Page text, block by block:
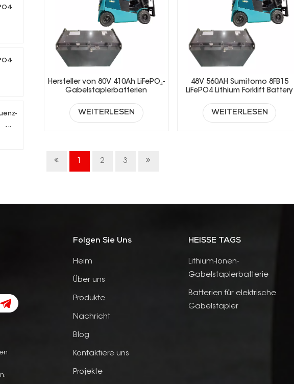
Hersteller von 80V 410Ah LiFePO₄-
Gabelstaplerbatterien
WEITERLESEN
48V 560AH Sumitomo 8FB15
LiFePO4 Lithium Forklift Battery
WEITERLESEN
1 2 3
Folgen Sie Uns
Heim
Über uns
Produkte
Nachricht
Blog
Kontaktiere uns
Projekte
HEISSE TAGS
Lithium-Ionen-
Gabelstaplerbatterie
Batterien für elektrische
Gabelstapler